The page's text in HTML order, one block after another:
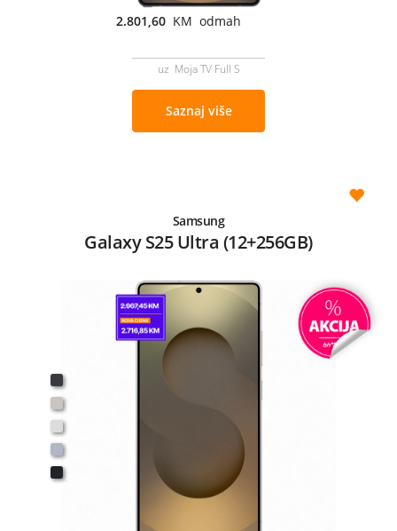
2.801,60 KM odmah
uz Moja TV Full S
Saznaj više
Samsung
Galaxy S25 Ultra (12+256GB)